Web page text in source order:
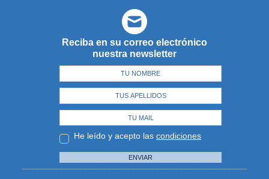
Reciba en su correo electrónico
nuestra newsletter
He leído y acepto las condiciones
ENVIAR